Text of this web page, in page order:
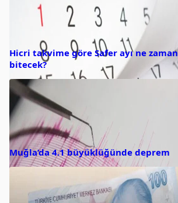
Hicri takvime göre Safer ayı ne zaman
bitecek?
Muğla’da 4.1 büyüklüğünde deprem